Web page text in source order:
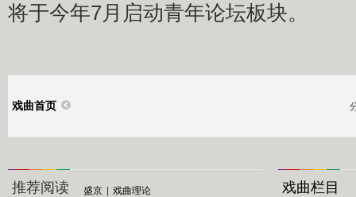
将于今年7月启动青年论坛板块。
戏曲首页
推荐阅读 盛京 戏曲理论 戏曲栏目